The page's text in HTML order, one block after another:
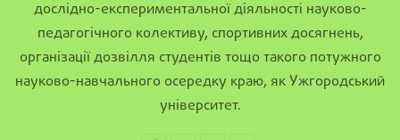
дослідно-експериментальної діяльності науково-
педагогічного колективу, спортивних досягнень,
організації дозвілля студентів тощо такого потужного
науково-навчального осередку краю, як Ужгородський
університет.